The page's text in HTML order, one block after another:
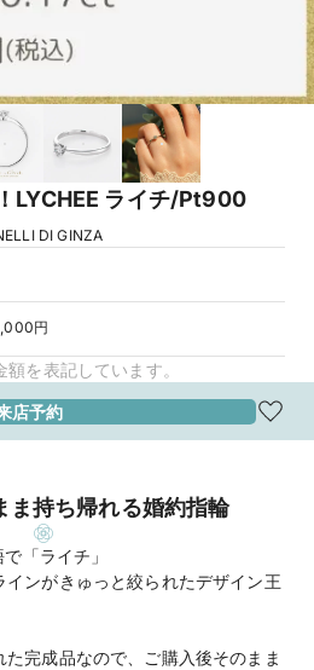
LYCHEE ライチ/Pt900
DI GINZA
円
を表記しています。
店予約
ま持ち帰れる婚約指輪
「ライチ」
インがきゅっと絞られたデザイン王
完成品なので、ご購入後そのまま